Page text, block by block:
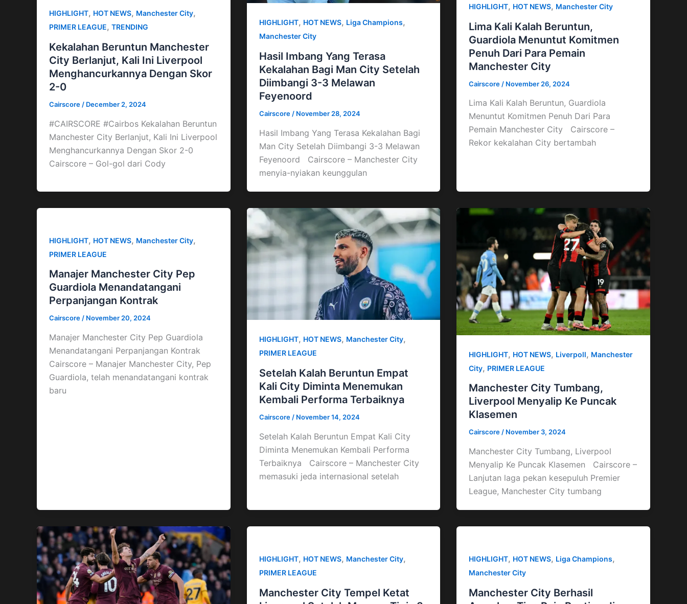
HIGHLIGHT, HOT NEWS, Manchester City,
PRIMER LEAGUE, TRENDING
Kekalahan Beruntun Manchester
City Berlanjut, Kali Ini Liverpool
Menghancurkannya Dengan Skor
2-0
Cairscore / December 2, 2024
#CAIRSCORE #Cairbos Kekalahan Beruntun
Manchester City Berlanjut, Kali Ini Liverpool
Menghancurkannya Dengan Skor 2-0
Cairscore – Gol-gol dari Cody
HIGHLIGHT, HOT NEWS, Liga Champions,
Manchester City
Hasil Imbang Yang Terasa
Kekalahan Bagi Man City Setelah
Diimbangi 3-3 Melawan
Feyenoord
Cairscore / November 28, 2024
Hasil Imbang Yang Terasa Kekalahan Bagi
Man City Setelah Diimbangi 3-3 Melawan
Feyenoord Cairscore – Manchester City
menyia-nyiakan keunggulan
HIGHLIGHT, HOT NEWS, Manchester City
Lima Kali Kalah Beruntun,
Guardiola Menuntut Komitmen
Penuh Dari Para Pemain
Manchester City
Cairscore / November 26, 2024
Lima Kali Kalah Beruntun, Guardiola
Menuntut Komitmen Penuh Dari Para
Pemain Manchester City Cairscore –
Rekor kekalahan City bertambah
HIGHLIGHT, HOT NEWS, Manchester City,
PRIMER LEAGUE
Manajer Manchester City Pep
Guardiola Menandatangani
Perpanjangan Kontrak
Cairscore/ November 20, 2024
Manajer Manchester City Pep Guardiola
Menandatangani Perpanjangan Kontrak
Cairscore – Manajer Manchester City, Pep
Guardiola, telah menandatangani kontrak
baru
HIGHLIGHT, HOT NEWS, Manchester City,
PRIMER LEAGUE
Setelah Kalah Beruntun Empat
Kali City Diminta Menemukan
Kembali Performa Terbaiknya
Cairscore/ November 14, 2024
Setelah Kalah Beruntun Empat Kali City
Diminta Menemukan Kembali Performa
Terbaiknya Cairscore – Manchester City
memasuki jeda internasional setelah
HIGHLIGHT, HOT NEWS, Liverpoll, Manchester
City, PRIMER LEAGUE
Manchester City Tumbang,
Liverpool Menyalip Ke Puncak
Klasemen
Cairscore/ November 3, 2024
Manchester City Tumbang, Liverpool
Menyalip Ke Puncak Klasemen Cairscore –
Lanjutan laga pekan kesepuluh Premier
League, Manchester City tumbang
HIGHLIGHT, HOT NEWS, Manchester City,
PRIMER LEAGUE
Manchester City Tempel Ketat
HIGHLIGHT, HOT NEWS, Liga Champions,
Manchester City
Manchester City Berhasil